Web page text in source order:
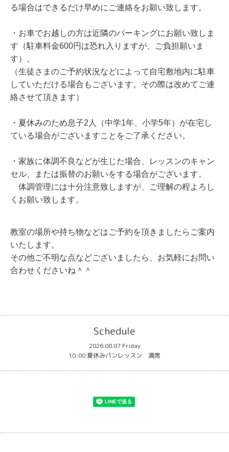
る場合はできるだけ早めにご連絡をお願い致します。
・お車でお越しの方は近隣のパーキングにお願い致しま
す（駐車料金600円は恐れ入りますが、ご負担願いま
す）。
（生徒さまのご予約状況などによって自宅敷地内に駐車
していただける場合もございます。その際は改めてご連
絡させて頂きます）
・夏休みのため息子2人（中学1年、小学5年）が在宅し
ている場合がございますことをご了承ください。
・家族に体調不良などが生じた場合、レッスンのキャン
セル、または振替のお願いをする場合がございます。
体調管理には十分注意致しますが、ご理解の程よろし
くお願い致します。
教室の場所や持ち物などはご予約を頂きましたらご案内
いたします。
その他ご不明な点などございましたら、お気軽にお問い
合わせくださいね＾＾
Schedule
2026.08.07 Friday
10:00 夏休みパンレッスン 満席